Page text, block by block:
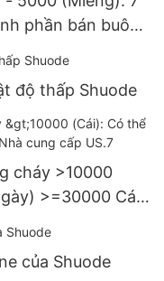
phần bán buôn
độ thấp Shuode
cháy >10000
>=30000 Cái
của Shuode